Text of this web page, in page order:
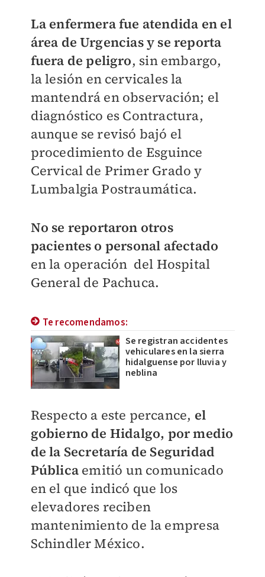
La enfermera fue atendida en el
área de Urgencias y se reporta
fuera de peligro, sin embargo,
la lesión en cervicales la
mantendrá en observación; el
diagnóstico es Contractura,
aunque se revisó bajó el
procedimiento de Esguince
Cervical de Primer Grado y
Lumbalgia Postraumática.
No se reportaron otros
pacientes o personal afectado
en la operación del Hospital
General de Pachuca.
Te recomendamos:
Se registran accidentes
vehiculares en la sierra
hidalguense por lluvia y
neblina
Respecto a este percance, el
gobierno de Hidalgo, por medio
de la Secretaría de Seguridad
Pública emitió un comunicado
en el que indicó que los
elevadores reciben
mantenimiento de la empresa
Schindler México.